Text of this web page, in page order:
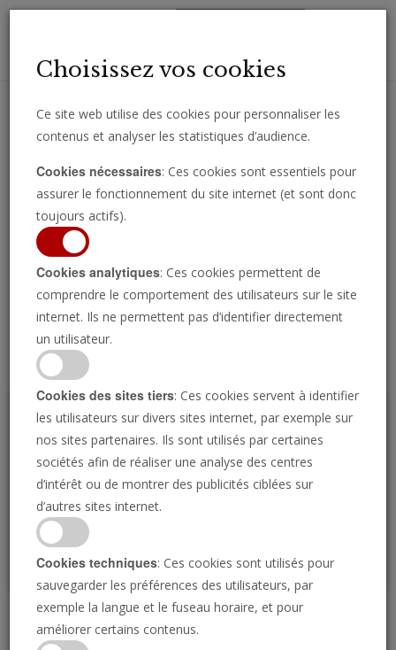
importantes directement par e-mail.
Regarder l’émission
P
Trump contre Macron
Choisissez vos cookies
Ce site web utilise des cookies pour personnaliser les
contenus et analyser les statistiques d’audience.
Cookies nécessaires: Ces cookies sont essentiels pour
assurer le fonctionnement du site internet (et sont donc
toujours actifs).
Cookies analytiques: Ces cookies permettent de
comprendre le comportement des utilisateurs sur le site
internet. Ils ne permettent pas d’identifier directement
un utilisateur.
Cookies des sites tiers: Ces cookies servent à identifier
les utilisateurs sur divers sites internet, par exemple sur
nos sites partenaires. Ils sont utilisés par certaines
sociétés afin de réaliser une analyse des centres
d’intérêt ou de montrer des publicités ciblées sur
d’autres sites internet.
Cookies techniques: Ces cookies sont utilisés pour
sauvegarder les préférences des utilisateurs, par
exemple la langue et le fuseau horaire, et pour
améliorer certains contenus.